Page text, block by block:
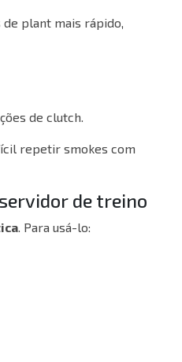
plant mais rápido,
de clutch.
repetir smokes com
de treino
. Para usá-lo: